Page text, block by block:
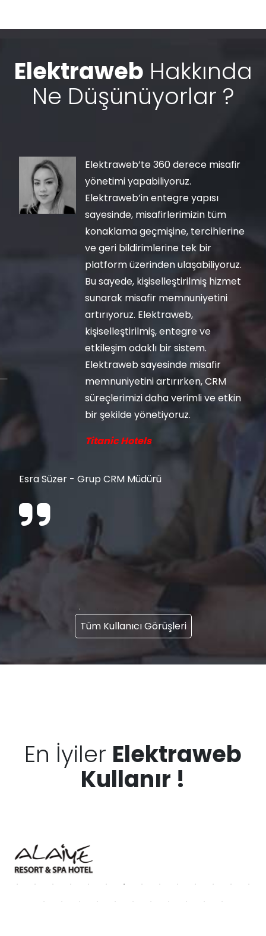
Elektraweb Hakkında
Ne Düşünüyorlar ?
Elektraweb’te 360 derece misafir
yönetimi yapabiliyoruz.
Elektraweb’in entegre yapısı
sayesinde, misafirlerimizin tüm
konaklama geçmişine, tercihlerine
ve geri bildirimlerine tek bir
platform üzerinden ulaşabiliyoruz.
Bu sayede, kişiselleştirilmiş hizmet
sunarak misafir memnuniyetini
artırıyoruz. Elektraweb,
kişiselleştirilmiş, entegre ve
etkileşim odaklı bir sistem.
Elektraweb sayesinde misafir
memnuniyetini artırırken, CRM
süreçlerimizi daha verimli ve etkin
bir şekilde yönetiyoruz.
Titanic Hotels
Esra Süzer - Grup CRM Müdürü
Tüm Kullanıcı Görüşleri
En İyiler Elektraweb
Kullanır !